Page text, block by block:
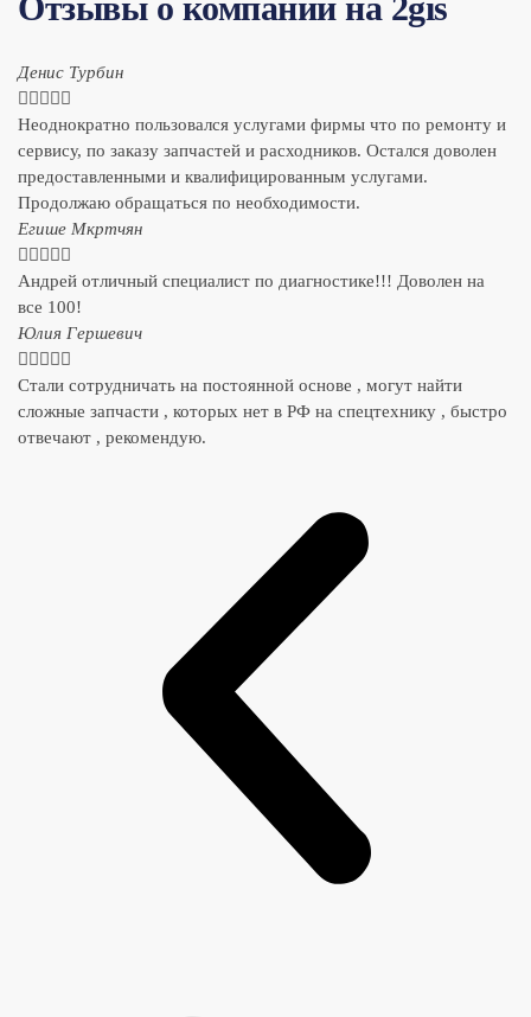
Отзывы о компании на 2gis
Денис Турбин
    
Неоднократно пользовался услугами фирмы что по ремонту и
сервису, по заказу запчастей и расходников. Остался доволен
предоставленными и квалифицированным услугами.
Продолжаю обращаться по необходимости.
​Егише Мкртчян
    
Андрей отличный специалист по диагностике!!! Доволен на
все 100!
​Юлия Гершевич
    
Стали сотрудничать на постоянной основе , могут найти
сложные запчасти , которых нет в РФ на спецтехнику , быстро
отвечают , рекомендую.